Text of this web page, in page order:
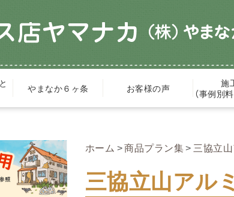
やまなか６ヶ条 お客様の声
施
（事例別
ホーム 商品プラン集 三協立
三協立山アル